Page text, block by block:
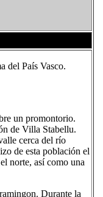
del País Vasco.
un promontorio.
de Villa Stabellu.
cerca del río
de esta población el
norte, así como una
Durante la